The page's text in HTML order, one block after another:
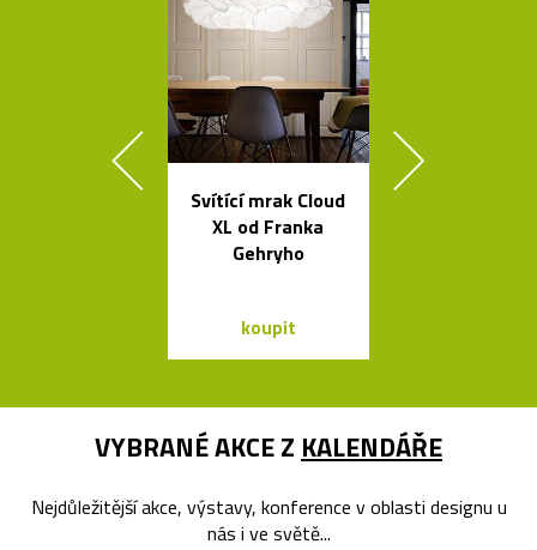
Svítící mrak Cloud
XL od Franka
Gehryho
koupit
VYBRANÉ AKCE Z KALENDÁŘE
Nejdůležitější akce, výstavy, konference v oblasti designu u
nás i ve světě...